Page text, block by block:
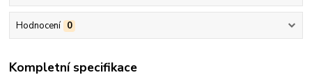
Hodnocení 0
Kompletní specifikace